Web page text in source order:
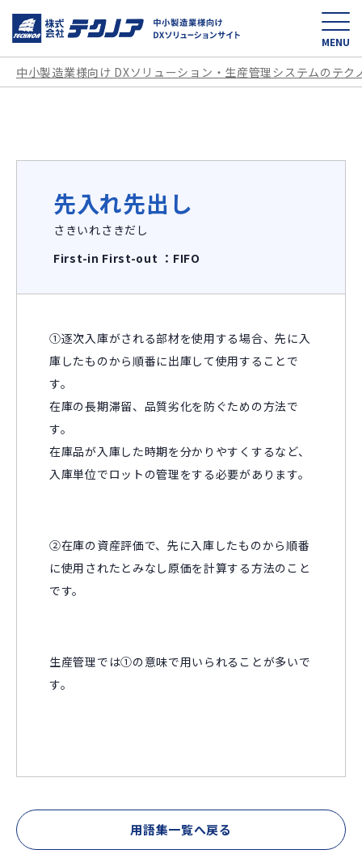
中小製造業様向け
MENU
中小製造業様向け DXソリューション・生産管理システムのテク
先入れ先出し
さきいれさきだし
First-in First-out ：FIFO
①逐次入庫がされる部材を使用する場合、先に入
庫したものから順番に出庫して使用することで
す。
在庫の長期滞留、品質劣化を防ぐための方法で
す。
在庫品が入庫した時期を分かりやすくするなど、
入庫単位でロットの管理をする必要があります。
②在庫の資産評価で、先に入庫したものから順番
に使用されたとみなし原価を計算する方法のこと
です。
生産管理では①の意味で用いられることが多いで
す。
用語集一覧へ戻る